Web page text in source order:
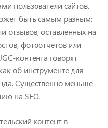
пользователи сайтов.
быть самым разным:
отзывов, оставленных на
фотоотчетов или
контента говорят
об инструменте для
Существенно меньше
на SEO.
контент в